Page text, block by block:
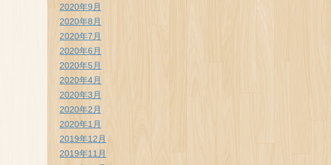
2020年9月
2020年8月
2020年7月
2020年6月
2020年5月
2020年4月
2020年3月
2020年2月
2020年1月
2019年12月
2019年11月